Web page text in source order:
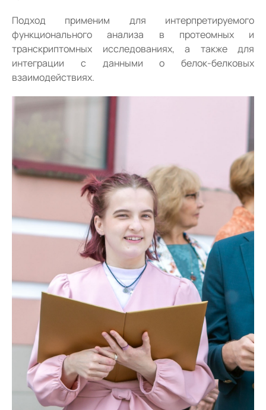
Подход применим для интерпретируемого
функционального анализа в протеомных и
транскриптомных исследованиях, а также для
интеграции с данными о белок-белковых
взаимодействиях.